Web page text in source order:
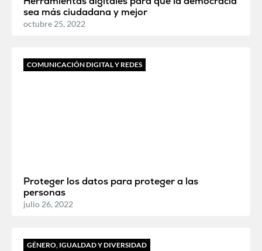
sea más ciudadana y mejor
octubre 25, 2022
COMUNICACIÓN DIGITAL Y REDES
Proteger los datos para proteger a las
personas
julio 26, 2022
GÉNERO, IGUALDAD Y DIVERSIDAD